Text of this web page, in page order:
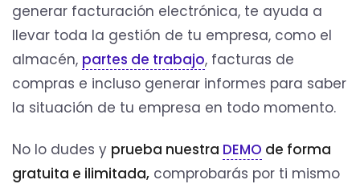
generar facturación electrónica, te ayuda a
llevar toda la gestión de tu empresa, como el
almacén, partes de trabajo, facturas de
compras e incluso generar informes para saber
la situación de tu empresa en todo momento.
No lo dudes y prueba nuestra DEMO de forma
gratuita e ilimitada, comprobarás por ti mismo